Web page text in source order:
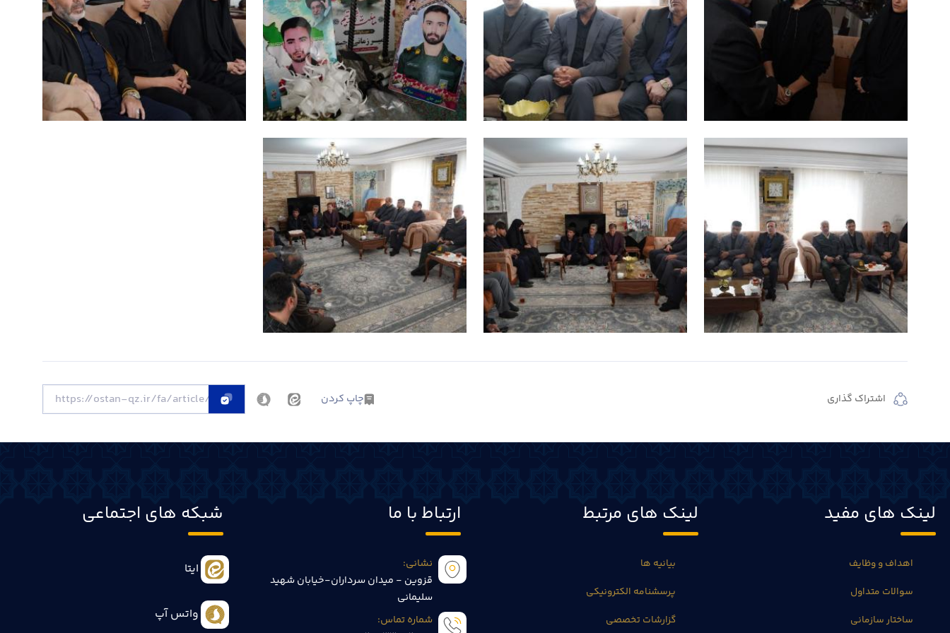
اشتراک گذاری چاپ کردن
لینک های مفید
اهداف و وظایف
سوالات متداول
ساختار سازمانی
لینک های مرتبط
بیانیه ها
پرسشنامه الکترونیکی
گزارشات تخصصی
ارتباط با ما
نشانی:
قزوین - میدان سرداران-خیابان شهید
سلیمانی
شماره تماس:
شبکه های اجتماعی
ایتا
واتس آپ